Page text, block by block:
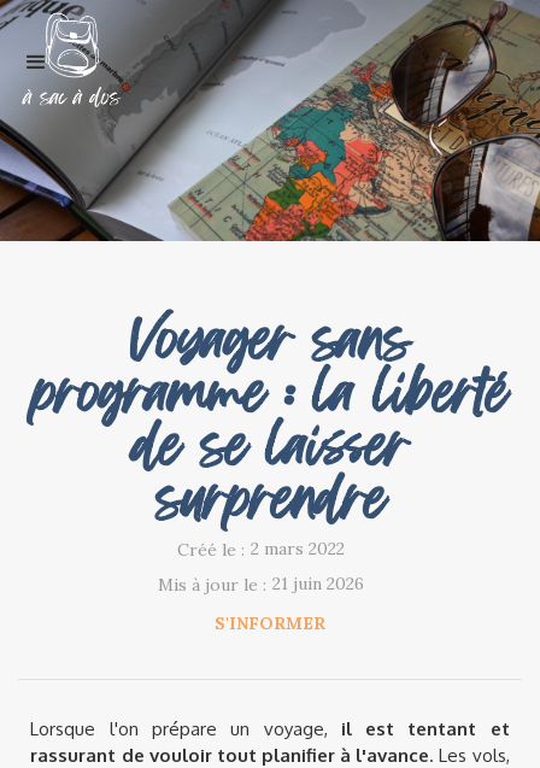
Voyager sans
programme : la liberté
de se laisser
surprendre
Créé le : 2 mars 2022
Mis à jour le : 21 juin 2026
S'INFORMER
Lorsque l'on prépare un voyage, il est tentant et
rassurant de vouloir tout planifier à l'avance. Les vols,